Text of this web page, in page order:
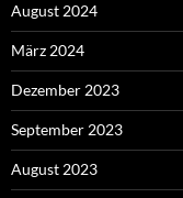
August 2024
März 2024
Dezember 2023
September 2023
August 2023